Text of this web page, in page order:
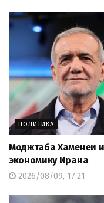
ПОЛИТИКА
Моджтаба Хаменеи
экономику Ирана
2026/08/09, 17:21